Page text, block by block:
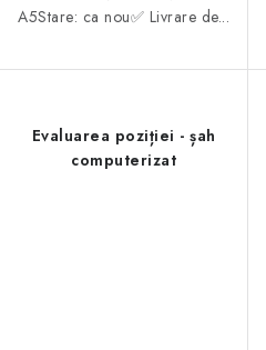
A5Stare: ca nou✅ Livrare de...
Evaluarea poziției - șah
computerizat